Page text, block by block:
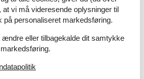
vi må videresende oplysninger til
på personaliseret markedsføring.
eller tilbagekalde dit samtykke